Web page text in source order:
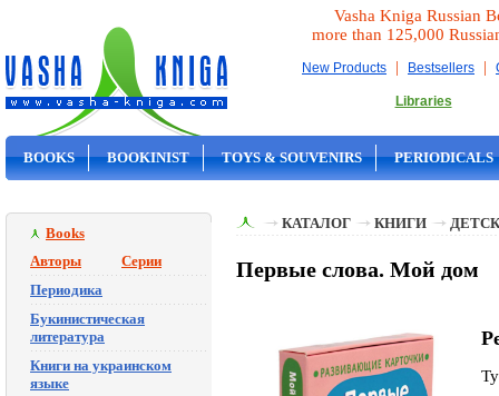
Vasha Kniga Russian
more than 125,000
New Products | Bestsellers |
Libraries
BOOKS BOOKINIST TOYS & SOUVENIRS PERIODICALS
Books
Авторы
Серии
Периодика
Букинистическая
литература
Книги на украинском
языке
КАТАЛОГ КНИГИ
Первые слова. Мой дом